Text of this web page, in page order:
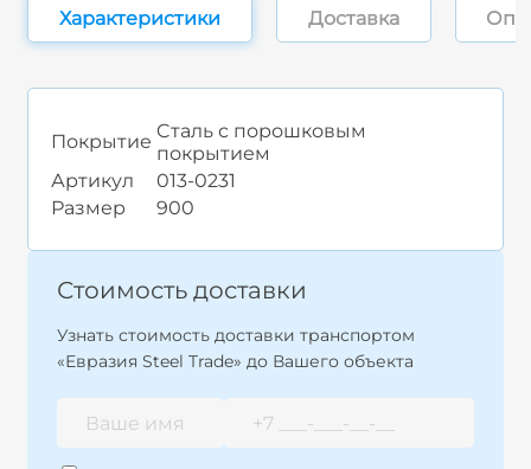
Характеристики Доставка
Покрытие Cталь с порошковым
покрытием
Артикул
013-0231
Размер
900
Стоимость доставки
Узнать стоимость доставки транспортом
«Евразия Steel Trade» до Вашего объекта